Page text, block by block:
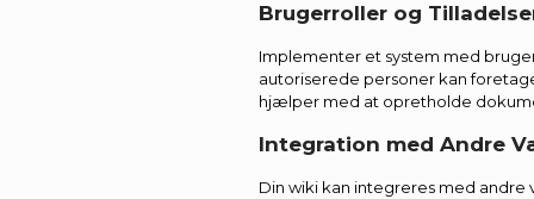
Brugerroller og
Implementer et system med
autoriserede personer kan
hjælper med at opretholde
Integration med Andre
Din wiki kan integreres med